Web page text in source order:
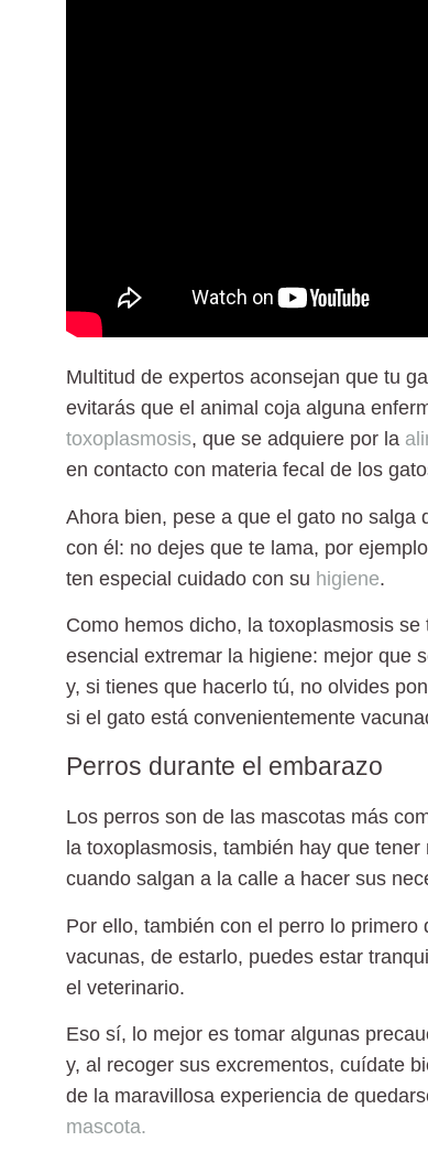
Multitud de expertos aconsejan que tu
evitarás que el animal coja alguna
toxoplasmosis, que se adquiere por la
en contacto con materia fecal de los
Ahora bien, pese a que el gato no salga
con él: no dejes que te lama, por
ten especial cuidado con su higiene.
Como hemos dicho, la toxoplasmosis
esencial extremar la higiene: mejor que
y, si tienes que hacerlo tú, no olvides
si el gato está convenientemente
Perros durante el embarazo
Los perros son de las mascotas más
la toxoplasmosis, también hay que tener
cuando salgan a la calle a hacer sus
Por ello, también con el perro lo primero
vacunas, de estarlo, puedes estar
el veterinario.
Eso sí, lo mejor es tomar algunas
y, al recoger sus excrementos, cuídate
de la maravillosa experiencia de
mascota.